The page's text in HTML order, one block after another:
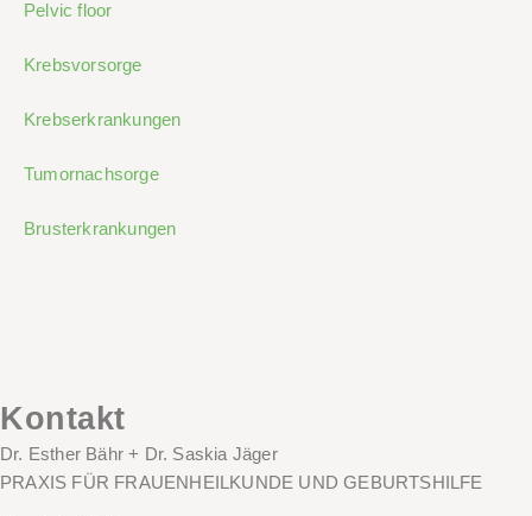
Pelvic floor
Krebsvorsorge
Krebserkrankungen
Tumornachsorge
Brusterkrankungen
Kontakt
Dr. Esther Bähr + Dr. Saskia Jäger
PRAXIS FÜR FRAUENHEILKUNDE UND GEBURTSHILFE